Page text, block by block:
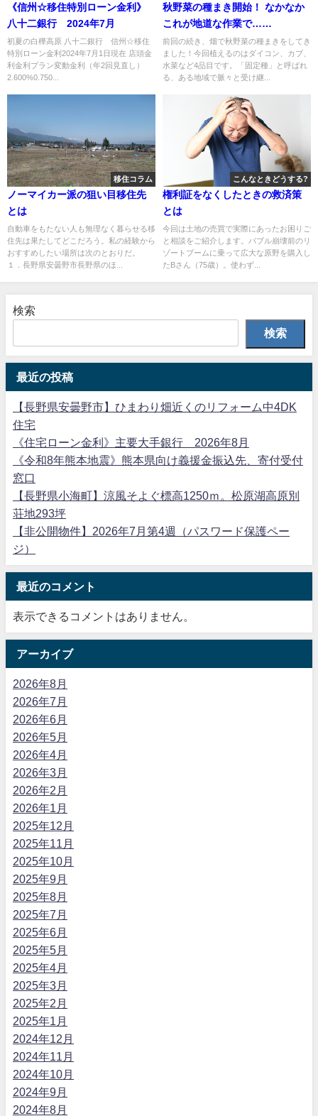
《信州☆移住特別ローン金利》
八十二銀行 2024年7月
初夏の白樺高原 八十二銀行 信州☆移住
特別ローン金利2024年7月1日現在 店頭金
利金利プラン変動金利（年2回見直し）
2.600%0.750...
秋野菜の種まき開始！ なかなか
これが地道な作業で……
前回の続き、畑で秋野菜の種まきをしてき
ました！今回植えるのはダイコン、カブ、
水菜など4品目です。「固定種」と呼ばれ
る、ある地域で脈々と受け継...
移住コラム
ノーマイカー派の狙い目移住先
とは
自動車をもたない人も無理なく暮らせる移
住先は果たしてどこだろう。私の経験から
おすすめしたい場所は次のとおりだ。
１．長野県安曇野市長野県のほ...
こんなときどうする?
権利証をなくしたときの救済策
とは
今回は土地の売買で実際にあったお困りご
と相談をご紹介します。バブル崩壊前のリ
ゾートブームに乗って広大な原野を購入し
たBさん（75歳）。使わず...
検索
検索
最近の投稿
【長野県安曇野市】ひまわり畑近くのリフォーム中4DK
住宅
《住宅ローン金利》主要大手銀行 2026年8月
《令和8年熊本地震》熊本県向け義援金振込先、寄付受付
窓口
【長野県小海町】涼風そよぐ標高1250ｍ。松原湖高原別
荘地293坪
【非公開物件】2026年7月第4週（パスワード保護ペー
ジ）
最近のコメント
表示できるコメントはありません。
アーカイブ
2026年8月
2026年7月
2026年6月
2026年5月
2026年4月
2026年3月
2026年2月
2026年1月
2025年12月
2025年11月
2025年10月
2025年9月
2025年8月
2025年7月
2025年6月
2025年5月
2025年4月
2025年3月
2025年2月
2025年1月
2024年12月
2024年11月
2024年10月
2024年9月
2024年8月